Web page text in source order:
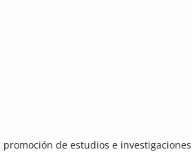
de estudios e